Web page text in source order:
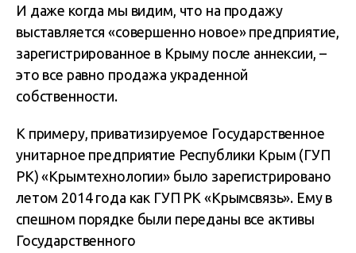
И даже когда мы видим, что на продажу
выставляется «совершенно новое» предприятие,
зарегистрированное в Крыму после аннексии, –
это все равно продажа украденной
собственности.
К примеру, приватизируемое Государственное
унитарное предприятие Республики Крым (ГУП
РК) «Крымтехнологии» было зарегистрировано
летом 2014 года как ГУП РК «Крымсвязь». Ему в
спешном порядке были переданы все активы
Государственного